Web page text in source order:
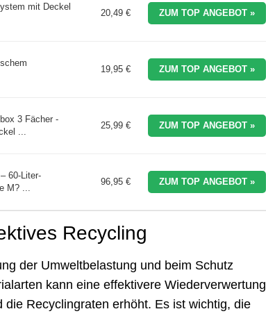
mit Deckel
20,49 € ZUM TOP ANGEBOT »
19,95 € ZUM TOP ANGEBOT »
3 Fächer -
...
25,99 € ZUM TOP ANGEBOT »
60-Liter-
M? ...
96,95 € ZUM TOP ANGEBOT »
Recycling
der Umweltbelastung und beim Schutz
kann eine effektivere Wiederverwertung
Recyclingraten erhöht. Es ist wichtig, die